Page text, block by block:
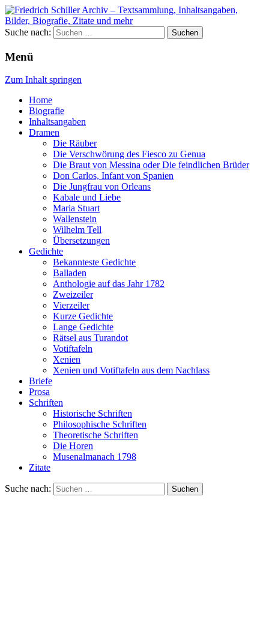
Suche nach:
Menü
Zum Inhalt springen
Home
Biografie
Inhaltsangaben
Dramen
Die Räuber
Die Verschwörung des Fiesco zu Genua
Die Braut von Messina oder Die feindlichen Brüder
Don Carlos, Infant von Spanien
Die Jungfrau von Orleans
Kabale und Liebe
Maria Stuart
Wallenstein
Wilhelm Tell
Übersetzungen
Gedichte
Bekannteste Gedichte
Balladen
Anthologie auf das Jahr 1782
Zweizeiler
Vierzeiler
Kurze Gedichte
Lange Gedichte
Rätsel aus Turandot
Votiftafeln
Xenien
Xenien und Votiftafeln aus dem Nachlass
Briefe
Prosa
Schriften
Historische Schriften
Philosophische Schriften
Theoretische Schriften
Die Horen
Musenalmanach 1798
Zitate
Suche nach: